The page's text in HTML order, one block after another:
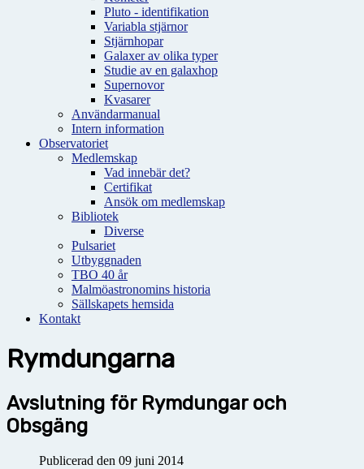
Pluto - identifikation
Variabla stjärnor
Stjärnhopar
Galaxer av olika typer
Studie av en galaxhop
Supernovor
Kvasarer
Användarmanual
Intern information
Observatoriet
Medlemskap
Vad innebär det?
Certifikat
Ansök om medlemskap
Bibliotek
Diverse
Pulsariet
Utbyggnaden
TBO 40 år
Malmöastronomins historia
Sällskapets hemsida
Kontakt
Rymdungarna
Avslutning för Rymdungar och
Obsgäng
Publicerad den 09 juni 2014